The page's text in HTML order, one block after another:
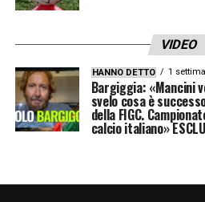
contesto che è
Dovremo essere bravi
meno protagonisti,
di esprimersi».
SE CONDIVIDO LA
VIDEO
HANNO DETTO 1
Bargiggia: «Mancini
svelo cosa è
della FIGC.
calcio italiano»